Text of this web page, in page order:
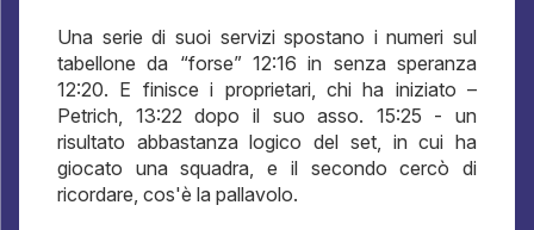
Una serie di suoi servizi spostano i numeri sul
tabellone da “forse” 12:16 in senza speranza
12:20. E finisce i proprietari, chi ha iniziato –
Petrich, 13:22 dopo il suo asso. 15:25 - un
risultato abbastanza logico del set, in cui ha
giocato una squadra, e il secondo cercò di
ricordare, cos'è la pallavolo.